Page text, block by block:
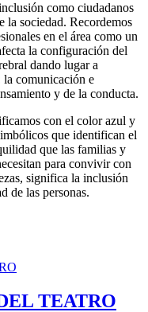
como ciudadanos
la sociedad. Recordemos
en el área como un
la configuración del
dando lugar a
la comunicación e
y de la conducta.
con el color azul y
que identifican el
que las familias y
para convivir con
significa la inclusión
de las personas.
TEATRO